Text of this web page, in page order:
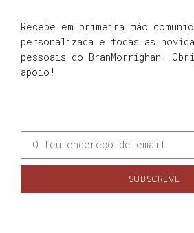
Recebe em primeira mão
personalizada e todas as
pessoais do BranMorrighan.
apoio!
SUBSCREVE